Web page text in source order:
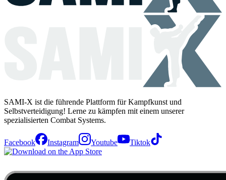
SAMI-X ist die führende Plattform für Kampfkunst und
Selbstverteidigung! Lerne zu kämpfen mit einem unserer
spezialisierten Combat Systems.
Facebook Instagram Youtube Tiktok